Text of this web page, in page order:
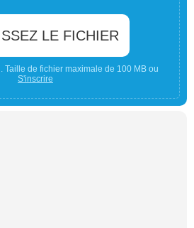
LE FICHIER
Taille de fichier maximale de 100 MB ou
S'inscrire